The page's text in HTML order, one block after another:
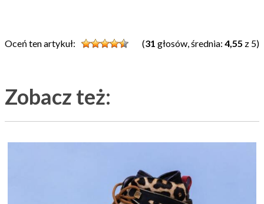
Oceń ten artykuł: (31 głosów, średnia: 4,55 z 5)
Zobacz też: